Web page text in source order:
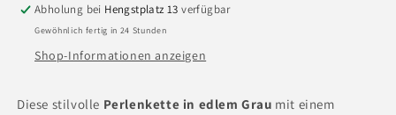
Natürliche
Eleganz
Natürliche
Eleganz
Abholung bei Hengstplatz 13 verfügbar
Gewöhnlich fertig in 24 Stunden
Shop-Informationen anzeigen
Diese stilvolle Perlenkette in edlem Grau mit einem